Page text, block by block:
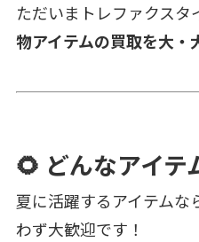
ただいまトレファクスタ
物アイテムの買取を大・
🌻 どんなアイテ
夏に活躍するアイテムな
わず大歓迎です！